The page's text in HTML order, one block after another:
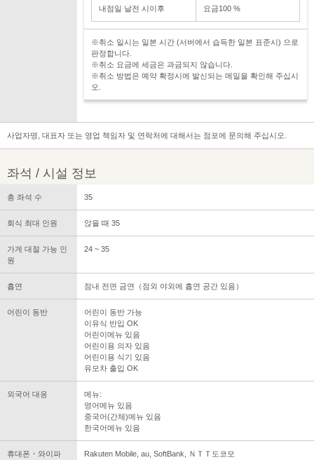
내점일 날전 시이후 요금100 %
※취소 일시는 일본 시간 (서버에서 습득한 일본 표준시) 으로
판정합니다.
※취소 요금에 세금은 과금되지 않습니다.
※취소 방법은 예약 확정시에 발신되는 메일을 확인해 주십시
오.
사업자명, 대표자 또는 영업 책임자 및 연락처에 대해서는 점포에 문의해 주십시오.
좌석 / 시설 정보
총 좌석 수 35
회식 최대 인원 앉을 때 35
가게 대절 가능 인
원
24 ~ 35
흡연 점내 전면 금연（점외 야외에 흡연 공간 있음）
어린이 동반
어린이 동반 가능
이유식 반입 OK
어린이메뉴 있음
어린이용 의자 있음
어린이용 식기 있음
유모차 출입 OK
외국어 대응
메뉴:
영어메뉴 있음
중국어(간체)메뉴 있음
한국어메뉴 있음
휴대폰・와이파
Rakuten Mobile, au, SoftBank, ＮＴＴ도코모